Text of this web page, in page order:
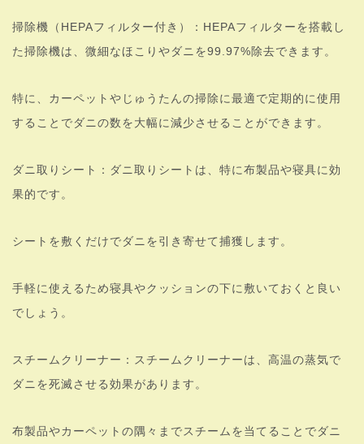
掃除機（HEPAフィルター付き）：HEPAフィルターを搭載し
た掃除機は、微細なほこりやダニを99.97%除去できます。
特に、カーペットやじゅうたんの掃除に最適で定期的に使用
することでダニの数を大幅に減少させることができます。
ダニ取りシート：ダニ取りシートは、特に布製品や寝具に効
果的です。
シートを敷くだけでダニを引き寄せて捕獲します。
手軽に使えるため寝具やクッションの下に敷いておくと良い
でしょう。
スチームクリーナー：スチームクリーナーは、高温の蒸気で
ダニを死滅させる効果があります。
布製品やカーペットの隅々までスチームを当てることでダニ